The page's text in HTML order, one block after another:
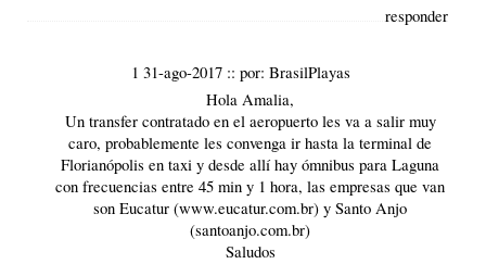
responder
1 31-ago-2017 :: por: BrasilPlayas
Hola Amalia,
Un transfer contratado en el aeropuerto les va a salir muy
caro, probablemente les convenga ir hasta la terminal de
Florianópolis en taxi y desde allí hay ómnibus para Laguna
con frecuencias entre 45 min y 1 hora, las empresas que van
son Eucatur (www.eucatur.com.br) y Santo Anjo
(santoanjo.com.br)
Saludos